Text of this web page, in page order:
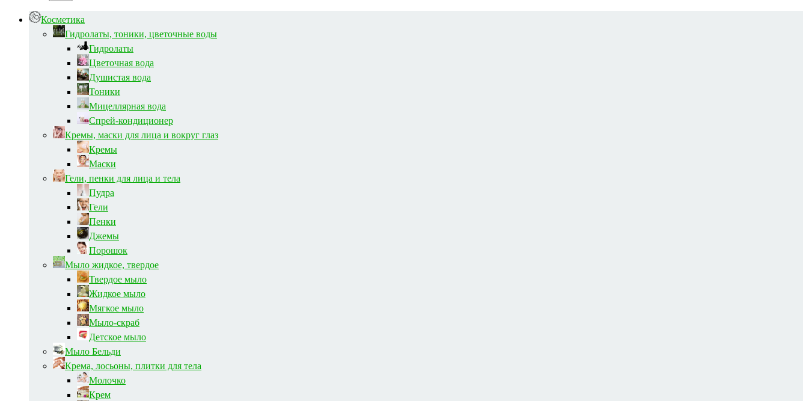
Косметика
Гидролаты, тоники, цветочные воды
Гидролаты
Цветочная вода
Душистая вода
Тоники
Мицеллярная вода
Спрей-кондиционер
Кремы, маски для лица и вокруг глаз
Кремы
Маски
Гели, пенки для лица и тела
Пудра
Гели
Пенки
Джемы
Порошок
Мыло жидкое, твердое
Твердое мыло
Жидкое мыло
Мягкое мыло
Мыло-скраб
Детское мыло
Мыло Бельди
Крема, лосьоны, плитки для тела
Молочко
Крем